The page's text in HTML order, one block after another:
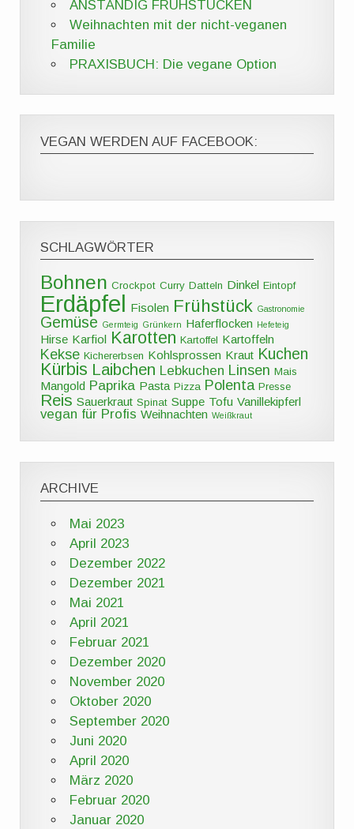
ANSTÄNDIG FRÜHSTÜCKEN
Weihnachten mit der nicht-veganen
Familie
PRAXISBUCH: Die vegane Option
VEGAN WERDEN AUF FACEBOOK:
SCHLAGWÖRTER
Bohnen Crockpot Curry Datteln Dinkel Eintopf
Erdäpfel Fisolen Frühstück Gastronomie
Gemüse Germteig Grünkern Haferflocken Hefeteig
Hirse Karfiol Karotten Kartoffel Kartoffeln
Kekse Kichererbsen Kohlsprossen Kraut Kuchen
Kürbis Laibchen Lebkuchen Linsen Mais
Mangold Paprika Pasta Pizza Polenta Presse
Reis Sauerkraut Spinat Suppe Tofu Vanillekipferl
vegan für Profis Weihnachten Weißkraut
ARCHIVE
Mai 2023
April 2023
Dezember 2022
Dezember 2021
Mai 2021
April 2021
Februar 2021
Dezember 2020
November 2020
Oktober 2020
September 2020
Juni 2020
April 2020
März 2020
Februar 2020
Januar 2020